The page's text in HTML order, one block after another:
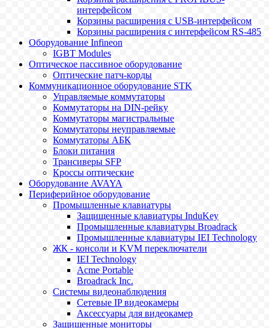
интерфейсом
Корзины расширения с USB-интерфейсом
Корзины расширения с интерфейсом RS-485
Оборудование Infineon
IGBT Modules
Оптическое пассивное оборудование
Оптические патч-корды
Коммуникационное оборудование STK
Управляемые коммутаторы
Коммутаторы на DIN-рейку
Коммутаторы магистральные
Коммутаторы неуправляемые
Коммутаторы АБК
Блоки питания
Трансиверы SFP
Кроссы оптические
Оборудование AVAYA
Периферийное оборудование
Промышленные клавиатуры
Защищенные клавиатуры InduKey
Промышленные клавиатуры Broadrack
Промышленные клавиатуры IEI Technology
ЖК - консоли и KVM переключатели
IEI Technology
Acme Portable
Broadrack Inc.
Системы видеонаблюдения
Сетевые IP видеокамеры
Аксессуары для видеокамер
Защищенные мониторы